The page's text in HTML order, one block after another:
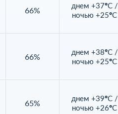
66%
днем +37°C /
ночью +25°C
66%
днем +38°C /
ночью +25°C
65%
днем +39°C /
ночью +26°C